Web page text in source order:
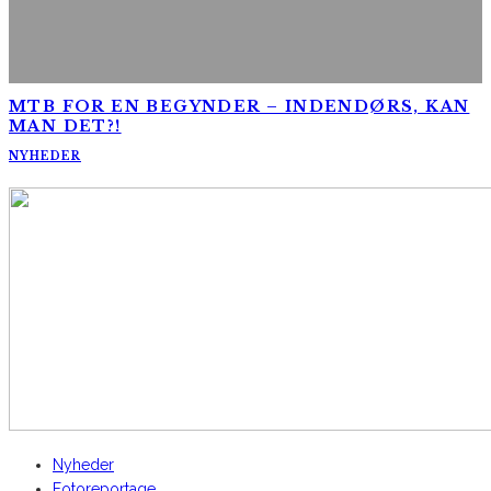
MTB FOR EN BEGYNDER – INDENDØRS, KAN
MAN DET?!
NYHEDER
Nyheder